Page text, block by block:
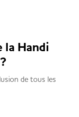
la Handi
de tous les